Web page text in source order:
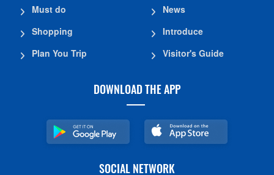
Must do
Shopping
Plan You Trip
News
Introduce
Visitor's Guide
DOWNLOAD THE APP
SOCIAL NETWORK